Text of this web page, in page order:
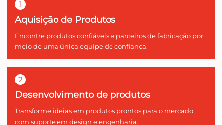
1
Aquisição de Produtos
Encontre produtos confiáveis e parceiros de fabricação por
meio de uma única equipe de confiança.
2
Desenvolvimento de produtos
Transforme ideias em produtos prontos para o mercado
com suporte em design e engenharia.